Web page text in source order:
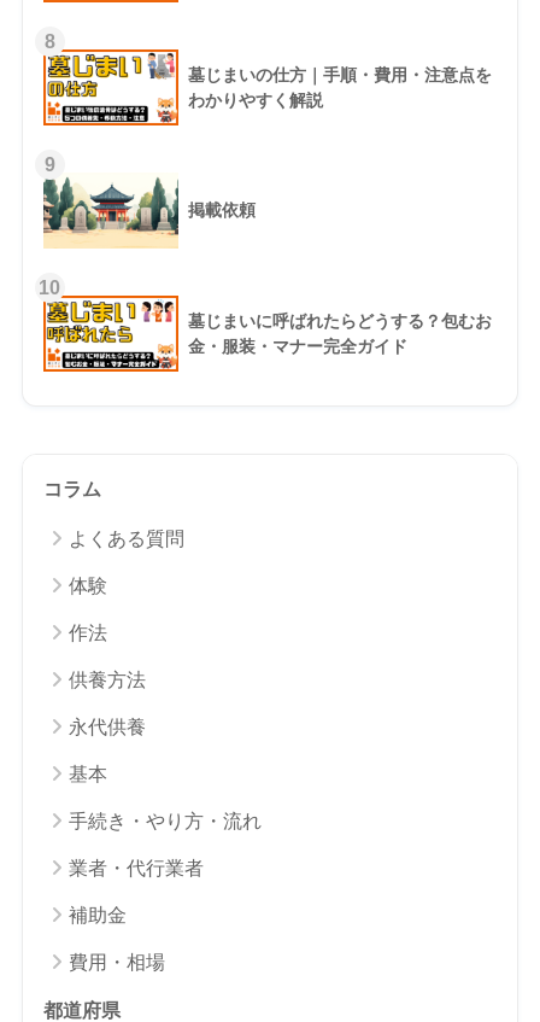
8
墓じまいの仕方｜手順・費用・注意点を
わかりやすく解説
9
掲載依頼
10
墓じまいに呼ばれたらどうする？包むお
金・服装・マナー完全ガイド
コラム
よくある質問
体験
作法
供養方法
永代供養
基本
手続き・やり方・流れ
業者・代行業者
補助金
費用・相場
都道府県